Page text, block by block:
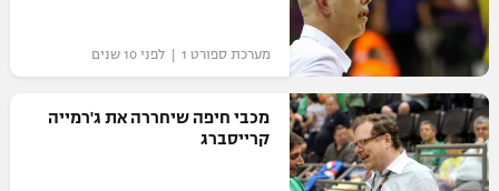
מערכת ספורט 1 | לפני 10 שנים
מכבי חיפה שיחררה את ג'רמייה
קרייסברג